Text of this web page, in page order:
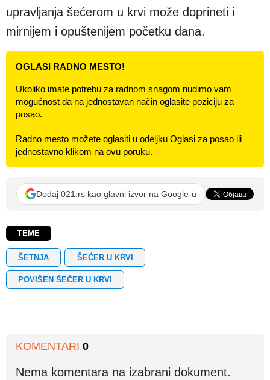
upravljanja šećerom u krvi može doprineti i
mirnijem i opuštenijem početku dana.
OGLASI RADNO MESTO!
Ukoliko imate potrebu za radnom snagom nudimo vam
mogućnost da na jednostavan način oglasite poziciju za
posao.
Radno mesto možete oglasiti u odeljku Oglasi za posao ili
jednostavno klikom na ovu poruku.
Dodaj 021.rs kao glavni izvor na Google-u
TEME
ŠETNJA ŠEĆER U KRVI
POVIŠEN ŠEĆER U KRVI
KOMENTARI 0
Nema komentara na izabrani dokument.